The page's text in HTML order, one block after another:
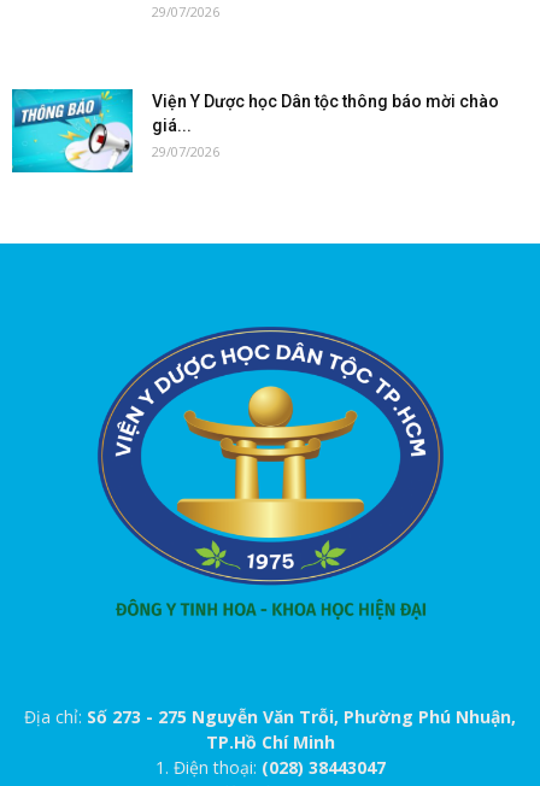
29/07/2026
Viện Y Dược học Dân tộc thông báo mời chào
giá...
29/07/2026
Địa chỉ: Số 273 - 275 Nguyễn Văn Trỗi, Phường Phú Nhuận,
TP.Hồ Chí Minh
1. Điện thoại: (028) 38443047